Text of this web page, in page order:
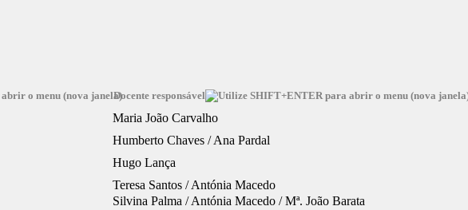
Docente responsável
Maria João Carvalho
Humberto Chaves / Ana Pardal
Hugo Lança
Teresa Santos / Antónia Macedo
Silvina Palma / Antónia Macedo / Mª. João Barata